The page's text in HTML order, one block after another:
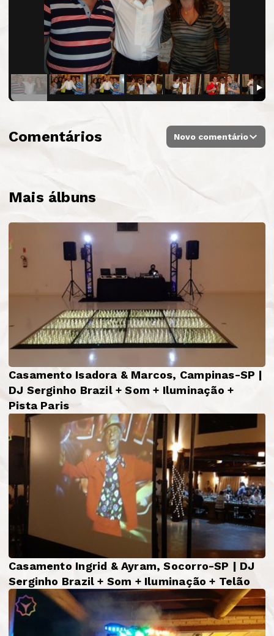
Mais álbuns
Casamento Isadora & Marcos, Campinas-SP |
DJ Serginho Brazil + Som + Iluminação +
Pista Paris
Casamento Ingrid & Ayram, Socorro-SP | DJ
Serginho Brazil + Som + Iluminação + Telão
Comentários Novo comentário